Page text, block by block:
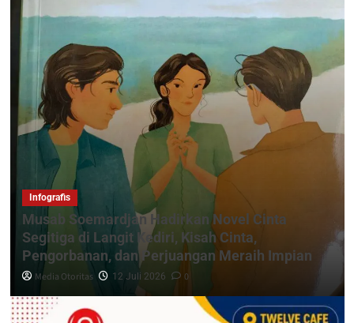
Infografis
Musab Soemardjan Hadirkan Novel Cinta
Segitiga di Langit Kediri, Kisah Cinta,
Pengorbanan, dan Perjuangan Meraih Impian
Media Otoritas 12 Juli 2026 0